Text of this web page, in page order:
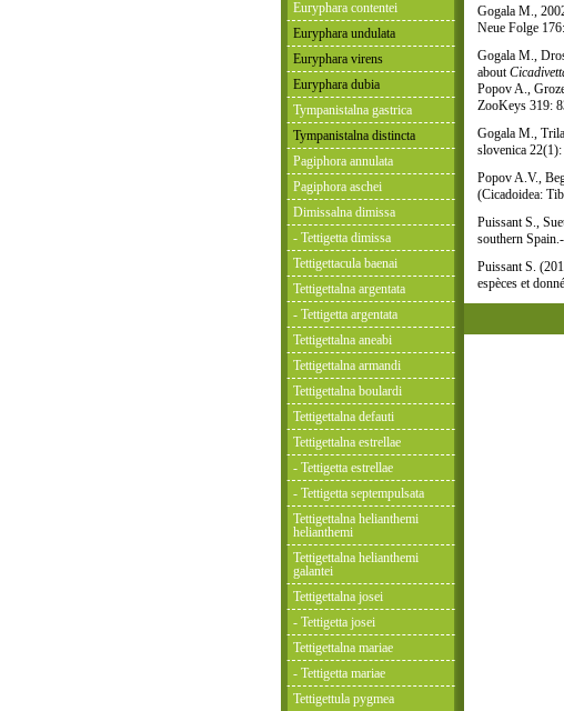
Gogala M.,
Neue Folge
Gogala M.,
about
Popov A.,
ZooKeys 319:
Gogala M.,
slovenica
Popov A.V.,
(Cicadoidea:
Puissant S.,
southern
Puissant S.
espèces et
Euryphara contentei
Euryphara undulata
Euryphara virens
Euryphara dubia
Tympanistalna gastrica
Tympanistalna distincta
Pagiphora annulata
Pagiphora aschei
Dimissalna dimissa
- Tettigetta dimissa
Tettigettacula baenai
Tettigettalna argentata
- Tettigetta argentata
Tettigettalna aneabi
Tettigettalna armandi
Tettigettalna boulardi
Tettigettalna defauti
Tettigettalna estrellae
- Tettigetta estrellae
- Tettigetta septempulsata
Tettigettalna helianthemi
helianthemi
Tettigettalna helianthemi
galantei
Tettigettalna josei
- Tettigetta josei
Tettigettalna mariae
- Tettigetta mariae
Tettigettula pygmea